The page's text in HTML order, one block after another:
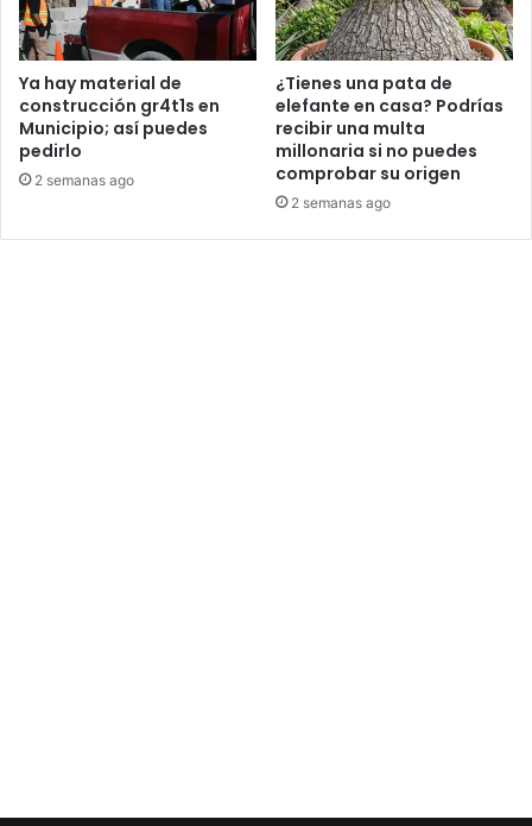
Ya hay material de
construcción gr4t1s en
Municipio; así puedes
pedirlo
2 semanas ago
¿Tienes una pata de
elefante en casa? Podrías
recibir una multa
millonaria si no puedes
comprobar su origen
2 semanas ago